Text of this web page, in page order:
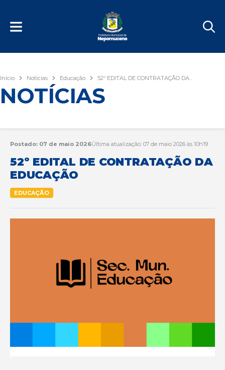
Início Notícias Educação 52º EDITAL DE CONTRATAÇÃO DA...
NOTÍCIAS
Postado: 07 de maio 2026Última atualização: 07 de maio 2026 às 10h19
52º EDITAL DE CONTRATAÇÃO DA
EDUCAÇÃO
EDUCAÇÃO